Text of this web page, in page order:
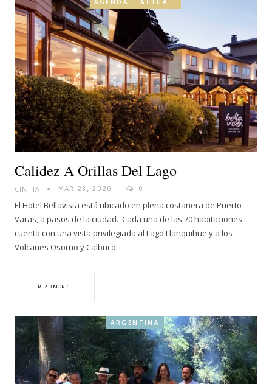
Calidez A Orillas Del Lago
CINTIA MAR 23, 2020 0
El Hotel Bellavista está ubicado en plena costanera de Puerto
Varas, a pasos de la ciudad. Cada una de las 70 habitaciones
cuenta con una vista privilegiada al Lago Llanquihue y a los
Volcanes Osorno y Calbuco.
READ MORE...
ARGENTINA